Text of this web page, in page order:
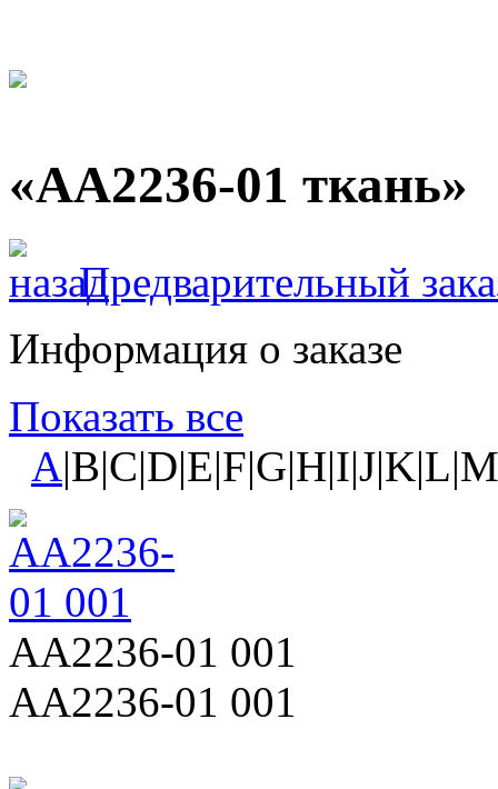
«AA2236-01 ткань»
Предварительный
Информация о заказе
Показать все
A
AA2236-01 001
AA2236-01 001